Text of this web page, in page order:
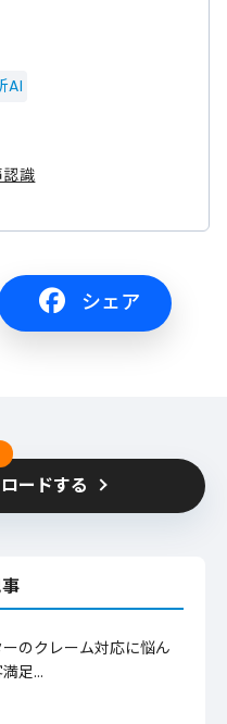
AI
識
シェア
ードする
のクレーム対応に悩ん
足…